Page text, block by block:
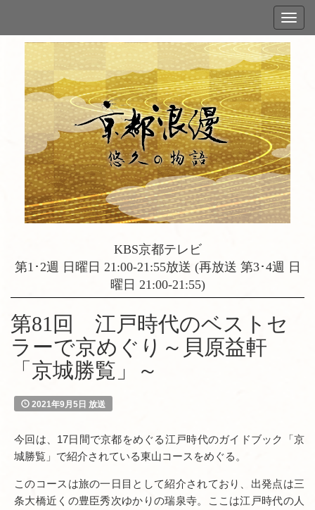
KBS京都テレビ
第1･2週 日曜日 21:00-21:55放送 (再放送 第3･4週 日
曜日 21:00-21:55)
第81回 江戸時代のベストセ
ラーで京めぐり～貝原益軒
「京城勝覧」～
2021年9月5日 放送
今回は、17日間で京都をめぐる江戸時代のガイドブック「京
城勝覧」で紹介されている東山コースをめぐる。
このコースは旅の一日目として紹介されており、出発点は三
条大橋近くの豊臣秀次ゆかりの瑞泉寺。ここは江戸時代の人